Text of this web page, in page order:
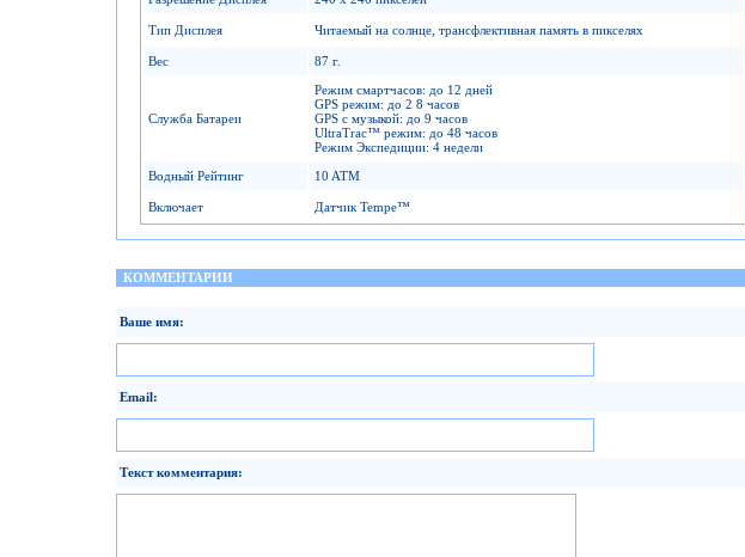
Тип Дисплея Читаемый на солнце, трансфлективная память в пикселях
Вес 87 г.
Служба Батареи
Режим смартчасов: до 12 дней
GPS режим: до 2 8 часов
GPS с музыкой: до 9 часов
UltraTrac™ режим: до 48 часов
Режим Экспедиции: 4 недели
Водный Рейтинг
10 ATM
Включает Датчик Tempe™
КОММЕНТАРИИ
Ваше имя:
Email:
Текст комментария: